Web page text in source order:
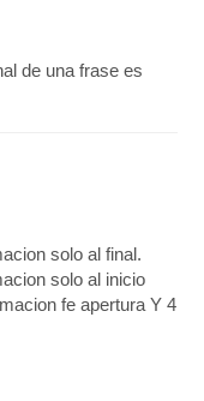
de una frase es
solo al final.
solo al inicio
fe apertura Y 4